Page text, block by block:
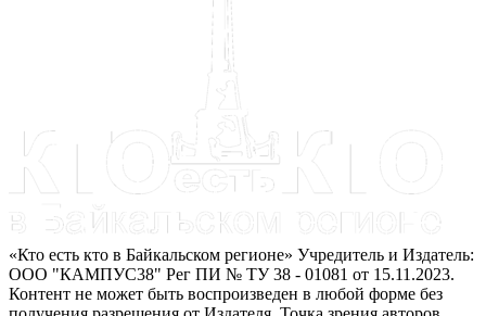
«Кто есть кто в Байкальском регионе» Учредитель и Издатель:
ООО "КАМПУС38" Рег ПИ № ТУ 38 - 01081 от 15.11.2023.
Контент не может быть воспроизведен в любой форме без